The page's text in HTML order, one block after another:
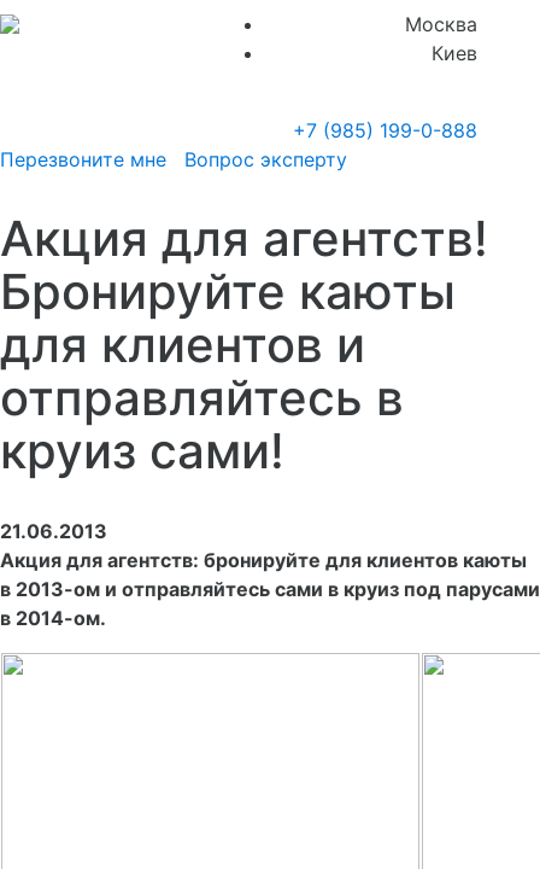
Москва
Киев
+7 (985) 199-0-888
Перезвоните мне
Вопрос эксперту
Акция для агентств!
Бронируйте каюты
для клиентов и
отправляйтесь в
круиз сами!
21.06.2013
Акция для агентств: бронируйте для клиентов каюты
в 2013-ом и отправляйтесь сами в круиз под парусами
в 2014-ом.